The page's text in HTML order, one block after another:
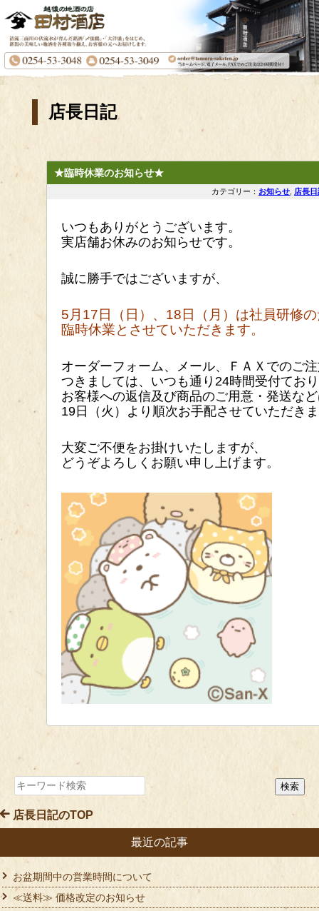
店長日記
★臨時休業のお知らせ★
カテゴリー： お知らせ 店長日
いつもありがとうございます。
実店舗お休みのお知らせです。
誠に勝手ではございますが、
5月17日（日）、18日（月）は社員研修
臨時休業とさせていただきます。
オーダーフォーム、メール、ＦＡＸでのご
つきましては、いつも通り24時間受付てお
お客様への返信及び商品のご用意・発送な
19日（火）より順次お手配させていただき
大変ご不便をお掛けいたしますが、
どうぞよろしくお願い申し上げます。
店長日記のTOP
最近の記事
お盆期間中の営業時間について
≪送料≫ 価格改定のお知らせ